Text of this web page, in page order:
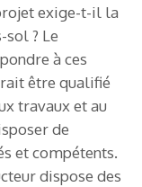
exige-t-il la
sol ? Le
à ces
être qualifié
travaux et au
de
et compétents.
dispose des